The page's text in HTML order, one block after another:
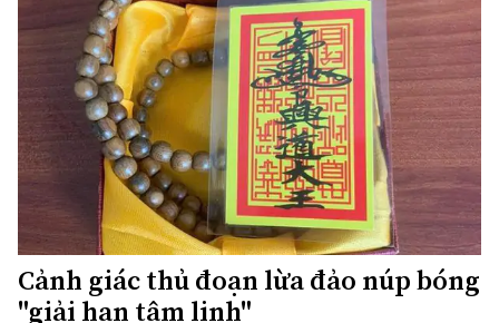
Cảnh giác thủ đoạn lừa đảo núp bóng
"giải hạn tâm linh"